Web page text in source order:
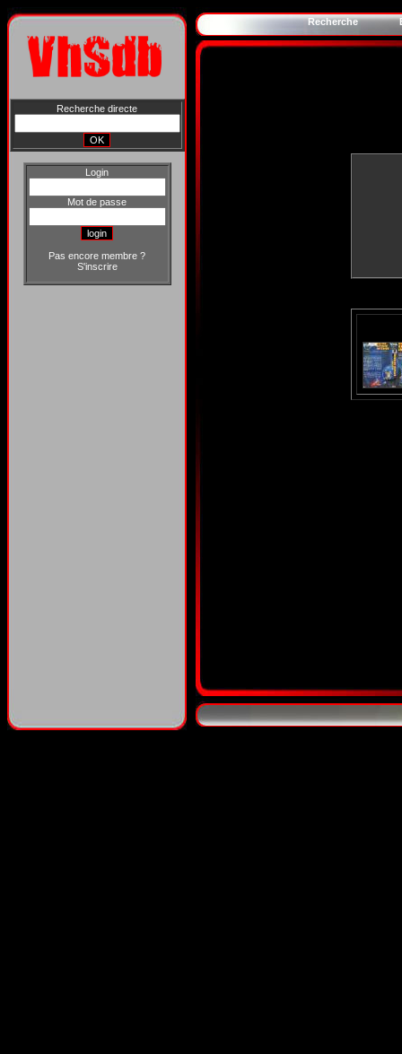
Recherche directe
Login
Mot de passe
Pas encore membre ?
S'inscrire
Recherche